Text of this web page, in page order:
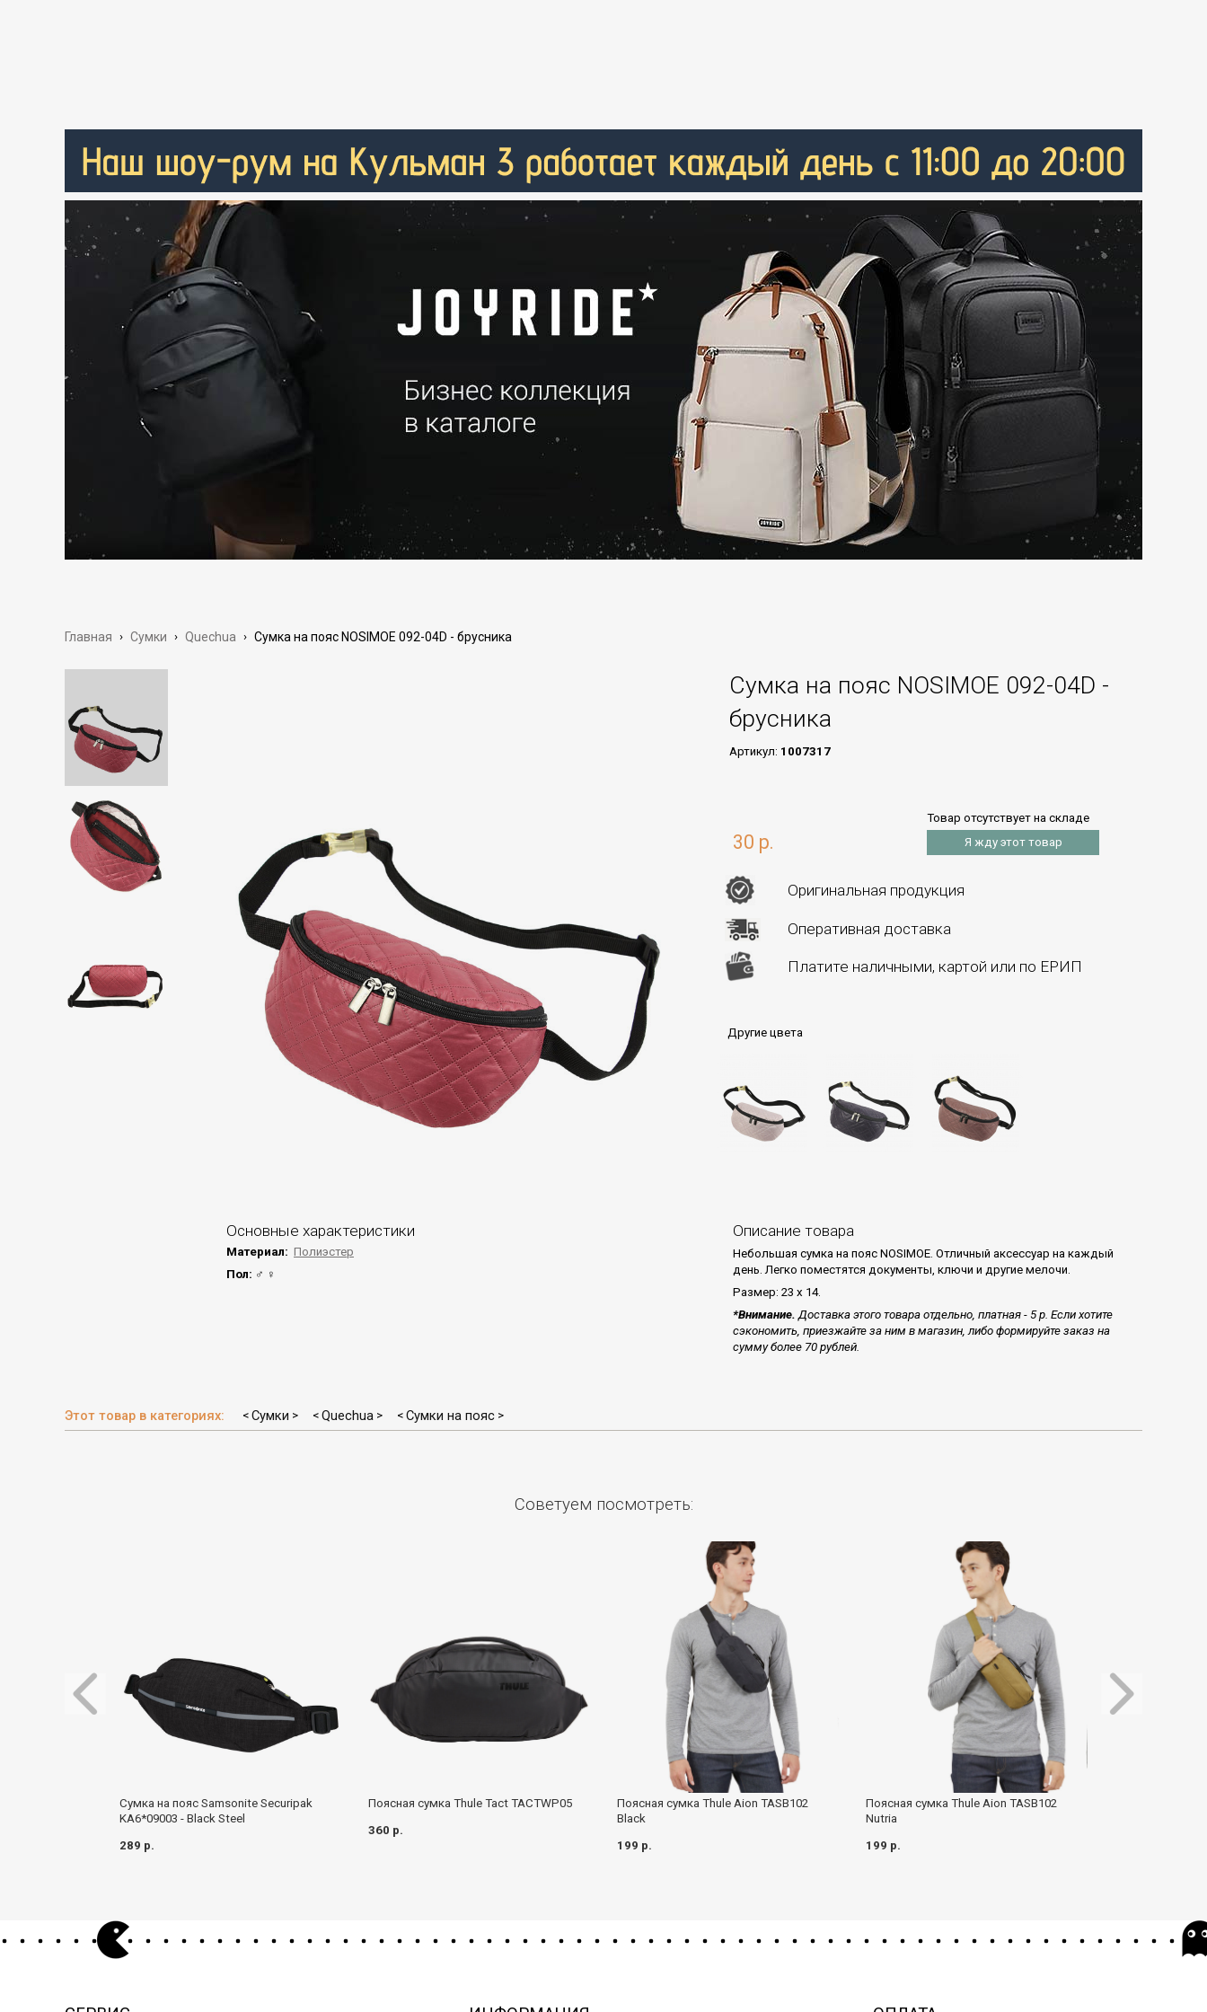
Главная › Сумки › Quechua › Сумка на пояс NOSIMOE 092-04D - брусника
Сумка на пояс NOSIMOE 092-04D -
брусника
Артикул: 1007317
30 р.
Товар отсутствует на складе
Я жду этот товар
Оригинальная продукция
Оперативная доставка
Платите наличными, картой или по ЕРИП
Другие цвета
Основные характеристики
Материал: Полиэстер
Пол: ♂ ♀
Описание товара
Небольшая сумка на пояс NOSIMOE. Отличный аксессуар на каждый
день. Легко поместятся документы, ключи и другие мелочи.
Размер: 23 х 14.
*Внимание. Доставка этого товара отдельно, платная - 5 р. Если хотите
сэкономить, приезжайте за ним в магазин, либо формируйте заказ на
сумму более 70 рублей.
Этот товар в категориях: < Сумки > < Quechua > < Сумки на пояс >
Советуем посмотреть:
Сумка на пояс Samsonite Securipak
KA6*09003 - Black Steel
289 р.
Поясная сумка Thule Tact TACTWP05
360 р.
Поясная сумка Thule Aion TASB102
Black
199 р.
Поясная сумка Thule Aion TASB102
Nutria
199 р.